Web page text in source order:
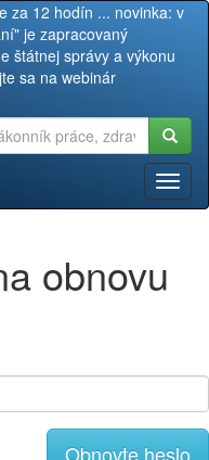
za 12 hodín ... novinka: v
je zapracovaný
štátnej správy a výkonu
sa na webinár
obnovu